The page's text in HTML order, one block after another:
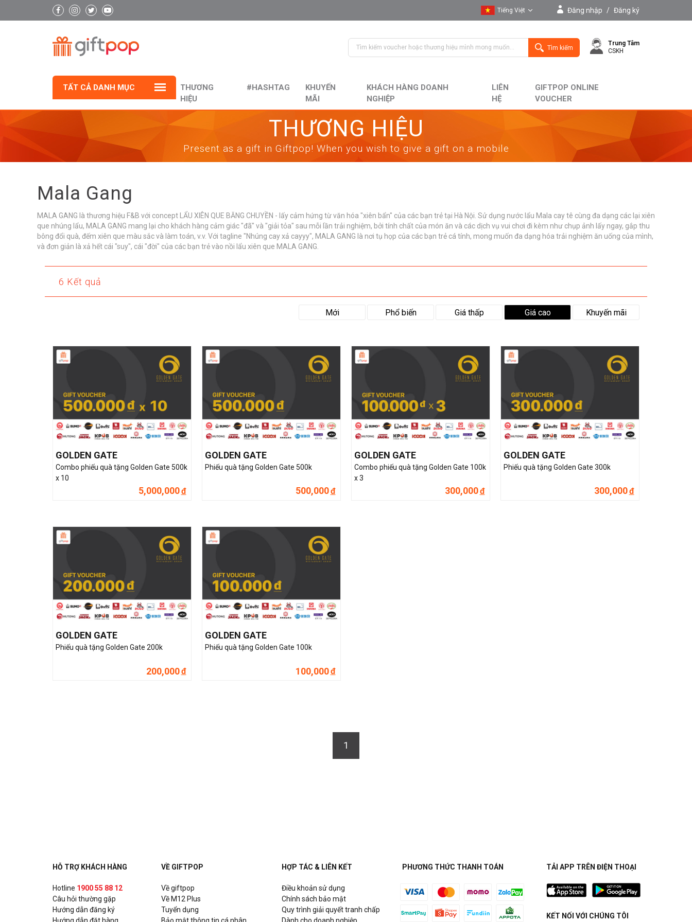
Tiếng Việt
English
Đăng nhập / Đăng ký
Tìm kiếm
Trung Tâm
CSKH
TẤT CẢ DANH MỤC
THƯƠNG
HIỆU
#HASHTAG
KHUYẾN
MÃI
KHÁCH HÀNG DOANH
NGHIỆP
LIÊN
HỆ
GIFTPOP ONLINE
VOUCHER
THƯƠNG HIỆU
Present as a gift in Giftpop! When you wish to give a gift on a mobile
Mala Gang
MALA GANG là thương hiệu F&B với concept LẨU XIÊN QUE BĂNG CHUYỀN - lấy cảm hứng từ văn hóa "xiên bẩn" của các bạn trẻ tại Hà Nội. Sử dụng nước lẩu Mala cay tê cùng đa dạng các lại xiên
que nhúng lẩu, MALA GANG mang lại cho khách hàng cảm giác "đã" và "giải tỏa" sau mỗi lần trải nghiệm, bởi tính chất của món ăn và các dịch vụ vui chơi đi kèm như chụp ảnh lấy ngay, gắp thu
bông đổi quà, đếm xiên que màu sắc và làm toán, v.v. Với tagline "Nhúng cay xả cayyy", MALA GANG là nơi tụ họp của các bạn trẻ cá tính, mong muốn đa dạng hóa trải nghiệm ăn uống của mình,
và đơn giản là xả hết cái "suy", cái "đời" của các bạn trẻ vào nồi lẩu xiên que MALA GANG.
6 Kết quả
Mới Phổ biến Giá thấp Giá cao Khuyến mãi
GOLDEN GATE
Combo phiếu quà tặng Golden Gate 500k
x 10
5,000,000đ
GOLDEN GATE
Phiếu quà tặng Golden Gate 500k
500,000đ
GOLDEN GATE
Combo phiếu quà tặng Golden Gate 100k
x 3
300,000đ
GOLDEN GATE
Phiếu quà tặng Golden Gate 300k
300,000đ
GOLDEN GATE
Phiếu quà tặng Golden Gate 200k
200,000đ
GOLDEN GATE
Phiếu quà tặng Golden Gate 100k
100,000đ
1
HỖ TRỢ KHÁCH HÀNG
Hotline 1900 55 88 12
Câu hỏi thường gặp
Hướng dẫn đăng ký
VỀ GIFTPOP
Về giftpop
Về M12 Plus
Tuyển dụng
HỢP TÁC & LIÊN KẾT
Điều khoản sử dụng
Chính sách bảo mật
Quy trình giải quyết tranh chấp
PHƯƠNG THỨC THANH TOÁN TẢI APP TRÊN ĐIỆN THOẠI
KẾT NỐI VỚI CHÚNG TÔI